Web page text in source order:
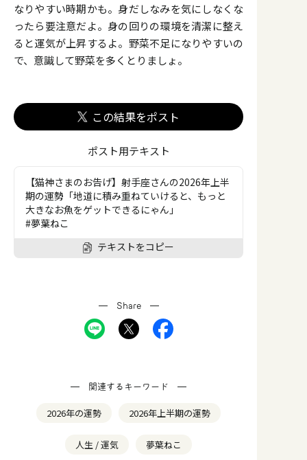
なりやすい時期かも。身だしなみを気にしなくな
ったら要注意だよ。身の回りの環境を清潔に整え
ると運気が上昇するよ。野菜不足になりやすいの
で、意識して野菜を多くとりましょ。
この結果をポスト
ポスト用テキスト
【猫神さまのお告げ】射手座さんの2026年上半
期の運勢「地道に積み重ねていけると、もっと
大きなお魚をゲットできるにゃん」
#夢葉ねこ
テキストをコピー
Share
関連するキーワード
2026年の運勢 2026年上半期の運勢
人生 / 運気 夢葉ねこ